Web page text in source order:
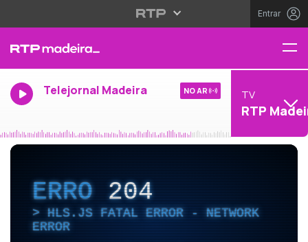
Entrar
Telejornal Madeira NO AR TV
RTP
ERRO204
HLS.JS FATAL ERROR - NETWORK
ERROR